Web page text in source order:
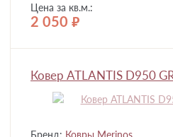
Цена за кв.м.:
2 050 руб.
Ковер ATLANTIS D950